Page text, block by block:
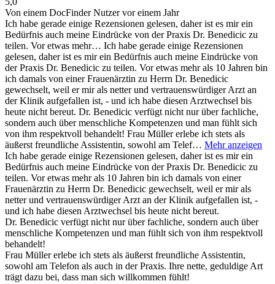
Von einem DocFinder Nutzervor einem Jahr
Ich habe gerade einige Rezensionen gelesen, daher ist es mir ein
Bedürfnis auch meine Eindrücke von der Praxis Dr. Benedicic zu
teilen. Vor etwas mehr… Ich habe gerade einige Rezensionen
gelesen, daher ist es mir ein Bedürfnis auch meine Eindrücke von
der Praxis Dr. Benedicic zu teilen. Vor etwas mehr als 10 Jahren bin
ich damals von einer Frauenärztin zu Herrn Dr. Benedicic
gewechselt, weil er mir als netter und vertrauenswürdiger Arzt an
der Klinik aufgefallen ist, - und ich habe diesen Arztwechsel bis
heute nicht bereut. Dr. Benedicic verfügt nicht nur über fachliche,
sondern auch über menschliche Kompetenzen und man fühlt sich
von ihm respektvoll behandelt! Frau Müller erlebe ich stets als
äußerst freundliche Assistentin, sowohl am Telef… Mehr anzeigen
Ich habe gerade einige Rezensionen gelesen, daher ist es mir ein
Bedürfnis auch meine Eindrücke von der Praxis Dr. Benedicic zu
teilen. Vor etwas mehr als 10 Jahren bin ich damals von einer
Frauenärztin zu Herrn Dr. Benedicic gewechselt, weil er mir als
netter und vertrauenswürdiger Arzt an der Klinik aufgefallen ist, -
und ich habe diesen Arztwechsel bis heute nicht bereut.
Dr. Benedicic verfügt nicht nur über fachliche, sondern auch über
menschliche Kompetenzen und man fühlt sich von ihm respektvoll
behandelt!
Frau Müller erlebe ich stets als äußerst freundliche Assistentin,
sowohl am Telefon als auch in der Praxis. Ihre nette, geduldige Art
trägt dazu bei, dass man sich willkommen fühlt!